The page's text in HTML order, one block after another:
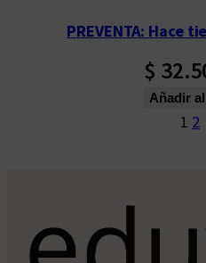
PREVENTA: Hace
$
Añadir
1 2